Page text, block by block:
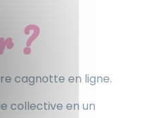
?
cagnotte en ligne.
collective en un